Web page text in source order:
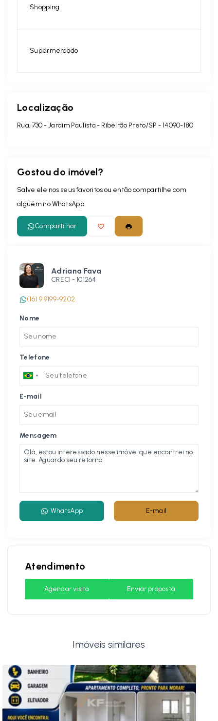
Shopping
Supermercado
Localização
Rua, 730 - Jardim Paulista - Ribeirão Preto/SP - 14090-180
Gostou do imóvel?
Salve ele nos seus favoritos ou então compartilhe com
alguém no WhatsApp:
Compartilhar
Adriana Fava
CRECI - 101264
(16) 9 9199-9202
Nome
Telefone
E-mail
Mensagem
WhatsApp E-mail
Atendimento
Agendar visita Enviar proposta
Imóveis similares